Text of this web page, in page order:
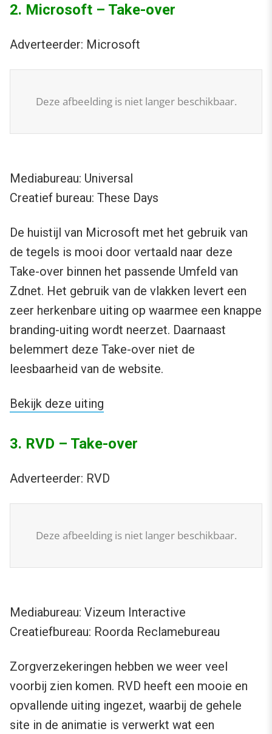
2. Microsoft – Take-over
Adverteerder: Microsoft
Deze afbeelding is niet langer beschikbaar.
Mediabureau: Universal
Creatief bureau: These Days
De huistijl van Microsoft met het gebruik van
de tegels is mooi door vertaald naar deze
Take-over binnen het passende Umfeld van
Zdnet. Het gebruik van de vlakken levert een
zeer herkenbare uiting op waarmee een knappe
branding-uiting wordt neerzet. Daarnaast
belemmert deze Take-over niet de
leesbaarheid van de website.
Bekijk deze uiting
3. RVD – Take-over
Adverteerder: RVD
Deze afbeelding is niet langer beschikbaar.
Mediabureau: Vizeum Interactive
Creatiefbureau: Roorda Reclamebureau
Zorgverzekeringen hebben we weer veel
voorbij zien komen. RVD heeft een mooie en
opvallende uiting ingezet, waarbij de gehele
site in de animatie is verwerkt wat een